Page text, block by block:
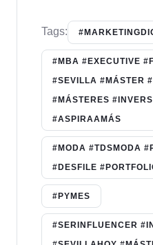
Tags:
#MBA #EXECUTIVE
#SEVILLA #MÁSTER
#MÁSTERES
#ASPIRAAMÁS
#MODA #TDSMODA
#DESFILE
#PYMES
#SERINFLUENCER